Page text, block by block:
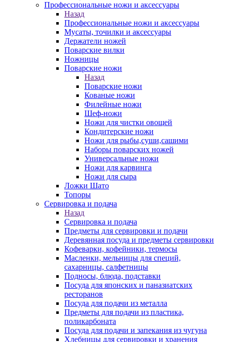
Профессиональные ножи и аксессуары
Назад
Профессиональные ножи и аксессуары
Мусаты, точилки и аксессуары
Держатели ножей
Поварские вилки
Ножницы
Поварские ножи
Назад
Поварские ножи
Кованые ножи
Филейные ножи
Шеф-ножи
Ножи для чистки овощей
Кондитерские ножи
Ножи для рыбы,суши,сашими
Наборы поварcких ножей
Универсальные ножи
Ножи для карвинга
Ножи для сыра
Ложки Шато
Топоры
Сервировка и подача
Назад
Сервировка и подача
Предметы для сервировки и подачи
Деревянная посуда и предметы сервировки
Кофеварки, кофейники, термосы
Масленки, мельницы для специй,
сахарницы, салфетницы
Подносы, блюда, подставки
Посуда для японских и паназиатских
ресторанов
Посуда для подачи из металла
Предметы для подачи из пластика,
поликарбоната
Посуда для подачи и запекания из чугуна
Хлебницы для сервировки и хранения